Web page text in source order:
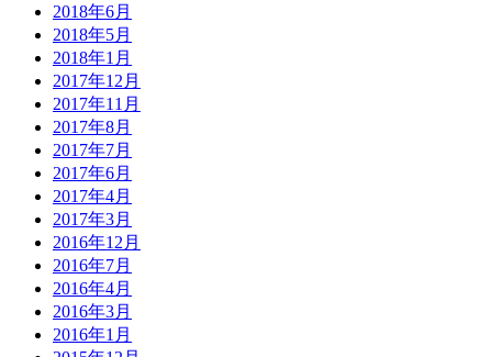
2018年6月
2018年5月
2018年1月
2017年12月
2017年11月
2017年8月
2017年7月
2017年6月
2017年4月
2017年3月
2016年12月
2016年7月
2016年4月
2016年3月
2016年1月